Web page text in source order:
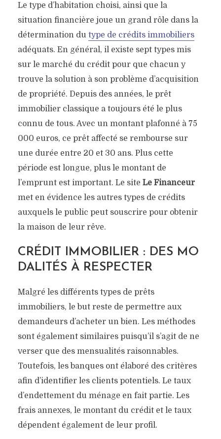
Le type d’habitation choisi, ainsi que la
situation financière joue un grand rôle dans la
détermination du type de crédits immobiliers
adéquats. En général, il existe sept types mis
sur le marché du crédit pour que chacun y
trouve la solution à son problème d’acquisition
de propriété. Depuis des années, le prêt
immobilier classique a toujours été le plus
connu de tous. Avec un montant plafonné à 75
000 euros, ce prêt affecté se rembourse sur
une durée entre 20 et 30 ans. Plus cette
période est longue, plus le montant de
l’emprunt est important. Le site Le Financeur
met en évidence les autres types de crédits
auxquels le public peut souscrire pour obtenir
la maison de leur rêve.
CRÉDIT IMMOBILIER : DES MO
DALITÉS À RESPECTER
Malgré les différents types de prêts
immobiliers, le but reste de permettre aux
demandeurs d’acheter un bien. Les méthodes
sont également similaires puisqu’il s’agit de ne
verser que des mensualités raisonnables.
Toutefois, les banques ont élaboré des critères
afin d’identifier les clients potentiels. Le taux
d’endettement du ménage en fait partie. Les
frais annexes, le montant du crédit et le taux
dépendent également de leur profil.